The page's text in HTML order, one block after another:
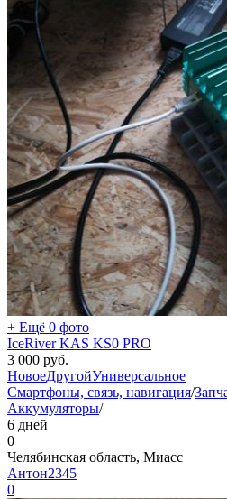
+ Ещё 0 фото
IceRiver KAS KS0 PRO
3 000 руб.
НовоеДругойУниверсальное
Смартфоны, связь, навигация/
Аккумуляторы/
6 дней
0
Челябинская область, Миасс
Антон2345
0